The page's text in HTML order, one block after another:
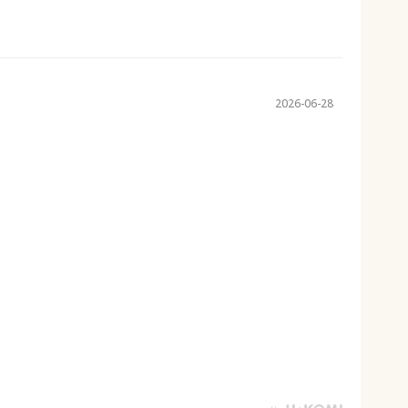
2026-06-28